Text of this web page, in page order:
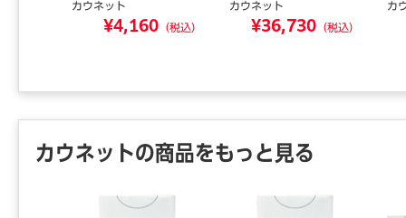
カウネット
¥4,160 （税込）
カウネット
¥36,730 （税込）
カ
カウネットの商品をもっと見る